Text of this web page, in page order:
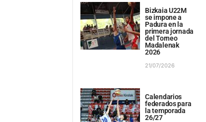
Bizkaia U22M
se impone a
Padura en la
primera jornada
del Torneo
Madalenak
2026
21/07/2026
Calendarios
federados para
la temporada
26/27